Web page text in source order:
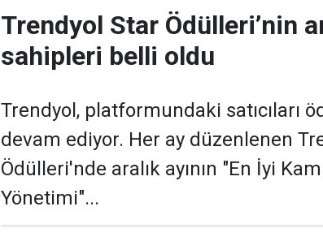
Trendyol Star Ödülleri’nin
sahipleri belli oldu
Trendyol, platformundaki satıcıları
devam ediyor. Her ay düzenlenen
Ödülleri'nde aralık ayının "En İyi
Yönetimi"...